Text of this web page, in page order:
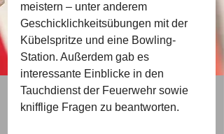
meistern – unter anderem
Geschicklichkeitsübungen mit der
Kübelspritze und eine Bowling-
Station. Außerdem gab es
interessante Einblicke in den
Tauchdienst der Feuerwehr sowie
knifflige Fragen zu beantworten.